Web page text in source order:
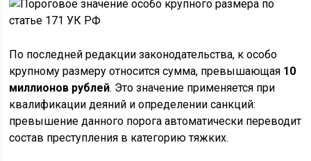
По последней редакции законодательства, к особо
крупному размеру относится сумма, превышающая 10
миллионов рублей. Это значение применяется при
квалификации деяний и определении санкций:
превышение данного порога автоматически переводит
состав преступления в категорию тяжких.